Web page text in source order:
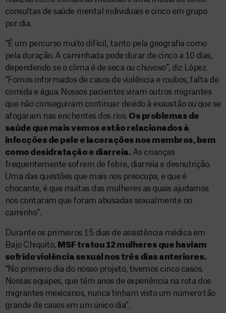
consultas de saúde mental individuais e cinco em grupo
por dia.
“É um percurso muito difícil, tanto pela geografia como
pela duração. A caminhada pode durar de cinco a 10 dias,
dependendo se o clima é de seca ou chuvoso”, diz López.
“Fomos informados de casos de violência e roubos, falta de
comida e água. Nossos pacientes viram outros migrantes
que não conseguiram continuar devido à exaustão ou que se
afogaram nas enchentes dos rios. Os problemas de
saúde que mais vemos estão relacionados à
infecções de pele e lacerações nos membros, bem
como desidratação e diarreia. As crianças
frequentemente sofrem de febre, diarreia e desnutrição.
Uma das questões que mais nos preocupa, e que é
chocante, é que muitas das mulheres as quais ajudamos
nos contaram que foram abusadas sexualmente no
caminho”.
Durante os primeiros 15 dias de assistência médica em
Bajo Chiquito, MSF tratou 12 mulheres que haviam
sofrido violência sexual nos três dias anteriores.
“No primeiro dia do nosso projeto, tivemos cinco casos.
Nossas equipes, que têm anos de experiência na rota dos
migrantes mexicanos, nunca tinham visto um número tão
grande de casos em um único dia”.